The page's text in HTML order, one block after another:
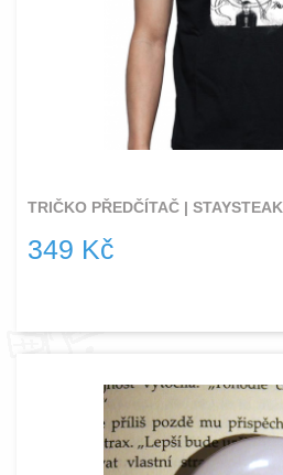
TRIČKO PŘEDČÍTAČ | STAYSTEAK
349 Kč